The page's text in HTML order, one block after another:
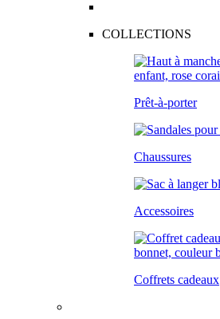
COLLECTIONS
Prêt-à-porter
Chaussures
Accessoires
Coffrets cadeaux